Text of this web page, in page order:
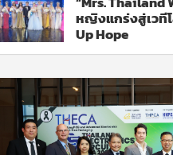
หญิงแกร่งสู่เวที
Up Hope